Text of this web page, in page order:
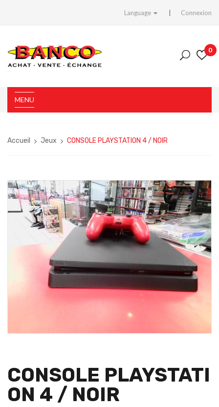
Language Connexion
0
MENU
Accueil Jeux CONSOLE PLAYSTATION 4 / NOIR
CONSOLE PLAYSTATI
ON 4 / NOIR